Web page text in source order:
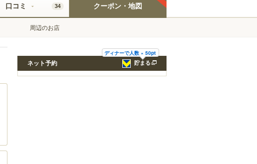
口コミ 34 クーポン・地図
周辺のお店
ディナーで人数 × 50pt
貯まる
ネット予約